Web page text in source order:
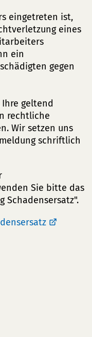
eingetreten ist,
eines
ein
gegen
geltend
rechtliche
Wir setzen uns
schriftlich
Sie bitte das
Schadensersatz".